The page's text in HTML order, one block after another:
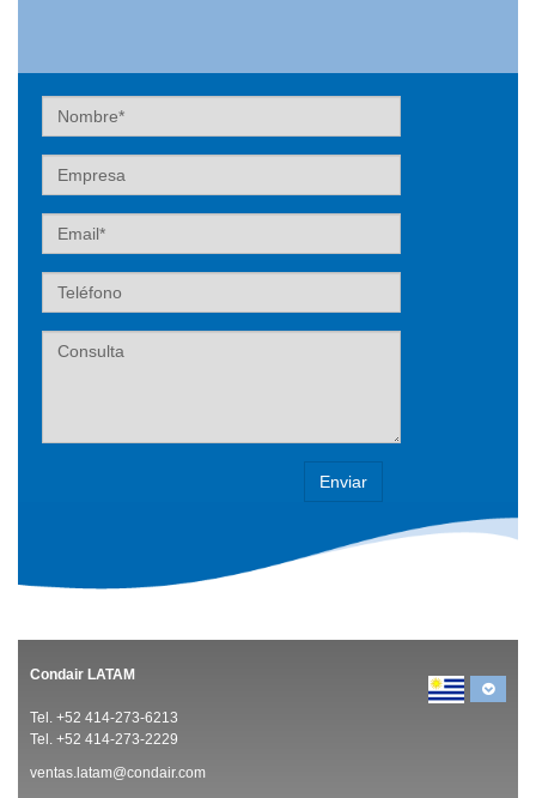
Nombre
Empresa
Email
Teléfono
Label
Condair LATAM
Tel. +52 414-273-6213
Tel. +52 414-273-2229
ventas.latam@condair.com